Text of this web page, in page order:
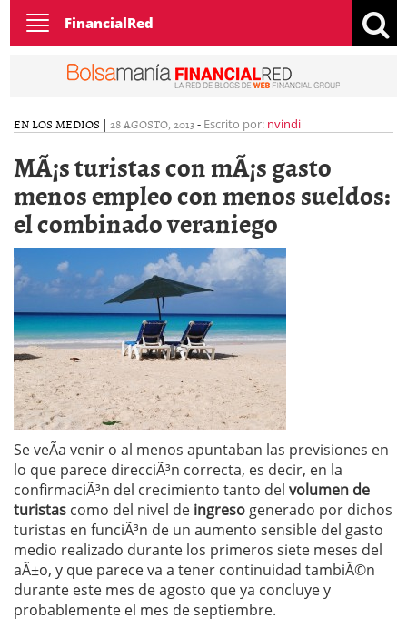
Toggle
navigation
FinancialRed
EN LOS MEDIOS | 28 AGOSTO, 2013- Escrito por: nvindi
MÃ¡s turistas con mÃ¡s gasto
menos empleo con menos sueldos:
el combinado veraniego
Se veÃ­a venir o al menos apuntaban las previsiones en
lo que parece direcciÃ³n correcta, es decir, en la
confirmaciÃ³n del crecimiento tanto del volumen de
turistas como del nivel de ingreso generado por dichos
turistas en funciÃ³n de un aumento sensible del gasto
medio realizado durante los primeros siete meses del
aÃ±o, y que parece va a tener continuidad tambiÃ©n
durante este mes de agosto que ya concluye y
probablemente el mes de septiembre.